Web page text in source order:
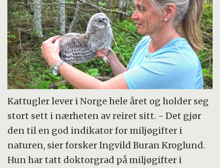
Kattugler lever i Norge hele året og holder seg
stort sett i nærheten av reiret sitt. - Det gjør
den til en god indikator for miljøgifter i
naturen, sier forsker Ingvild Buran Kroglund.
Hun har tatt doktorgrad på miljøgifter i